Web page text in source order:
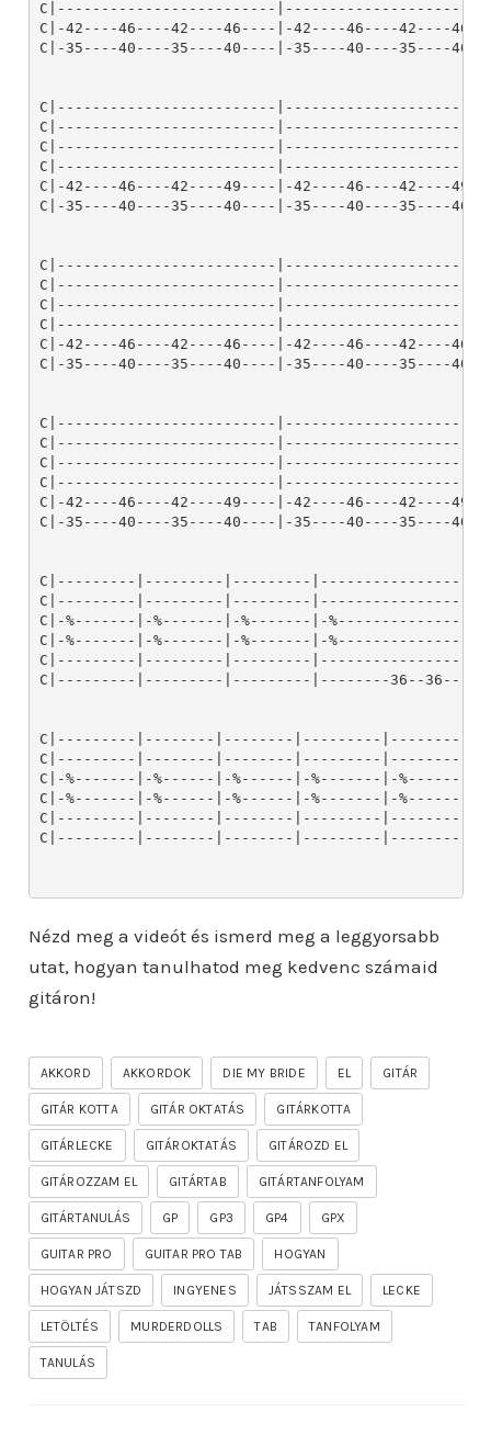
Nézd meg a videót és ismerd meg a leggyorsabb
utat, hogyan tanulhatod meg kedvenc számaid
gitáron!
AKKORD AKKORDOK DIE MY BRIDE EL GITÁR
GITÁR KOTTA GITÁR OKTATÁS GITÁRKOTTA
GITÁRLECKE GITÁROKTATÁS GITÁROZD EL
GITÁROZZAM EL GITÁRTAB GITÁRTANFOLYAM
GITÁRTANULÁS GP GP3 GP4 GPX
GUITAR PRO GUITAR PRO TAB HOGYAN
HOGYAN JÁTSZD INGYENES JÁTSSZAM EL LECKE
LETÖLTÉS MURDERDOLLS TAB TANFOLYAM
TANULÁS